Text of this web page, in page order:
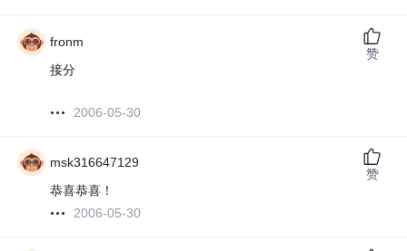
fronm
接分
2006-05-30
赞
msk316647129
恭喜恭喜！
2006-05-30
赞